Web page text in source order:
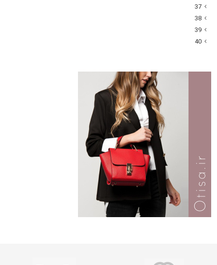
37
38
39
40